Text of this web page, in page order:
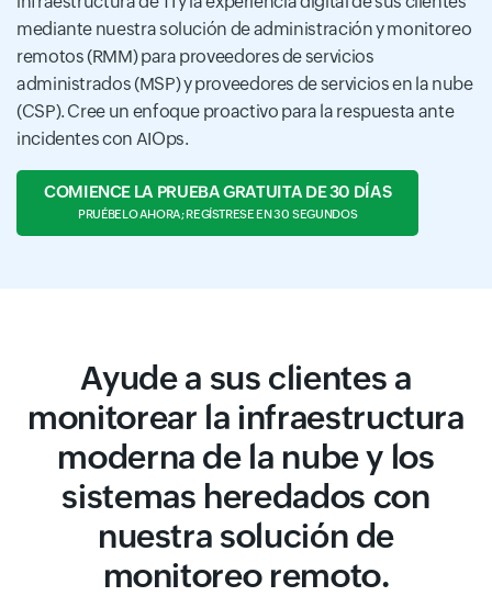
mediante nuestra solución de administración y monitoreo
remotos (RMM) para proveedores de servicios
administrados (MSP) y proveedores de servicios en la nube
(CSP). Cree un enfoque proactivo para la respuesta ante
incidentes con AIOps.
COMIENCE LA PRUEBA GRATUITA DE 30 DÍAS
PRUÉBELO AHORA; REGÍSTRESE EN 30 SEGUNDOS
Ayude a sus clientes a
monitorear la infraestructura
moderna de la nube y los
sistemas heredados con
nuestra solución de
monitoreo remoto.